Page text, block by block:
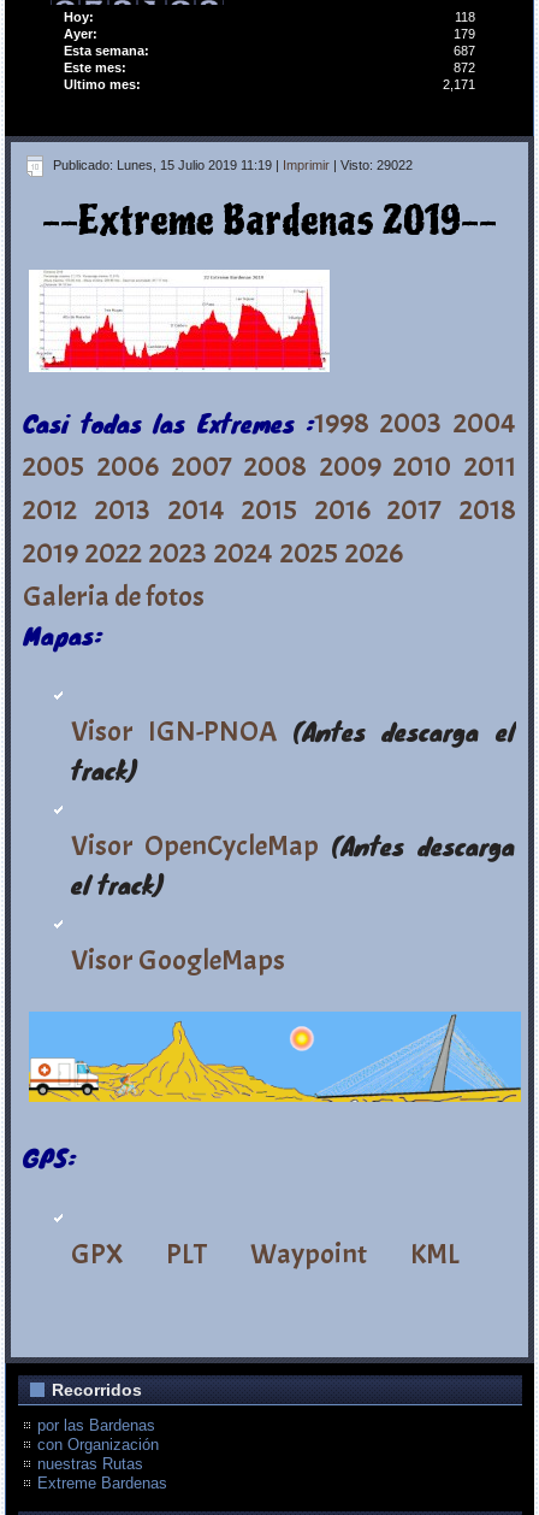
Hoy:
118
Ayer:
179
Esta semana:
687
Este mes:
872
Ultimo mes:
2,171
Publicado: Lunes, 15 Julio 2019 11:19 | Imprimir | Visto: 29022
--Extreme Bardenas 2019--
Casi todas las Extremes :1998 2003 2004
2005 2006 2007 2008 2009 2010 2011
2012 2013 2014 2015 2016 2017 2018
2019 2022 2023 2024 2025 2026
Galeria de fotos
Mapas:
Visor IGN-PNOA(Antes descarga el
track)
Visor OpenCycleMap (Antes descarga
el track)
Visor GoogleMaps
GPS:
GPX PLT Waypoint KML
Recorridos
por las Bardenas
con Organización
nuestras Rutas
Extreme Bardenas